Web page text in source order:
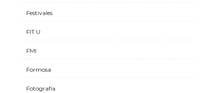
Festivales
FIT U
FMI
Formosa
Fotografía